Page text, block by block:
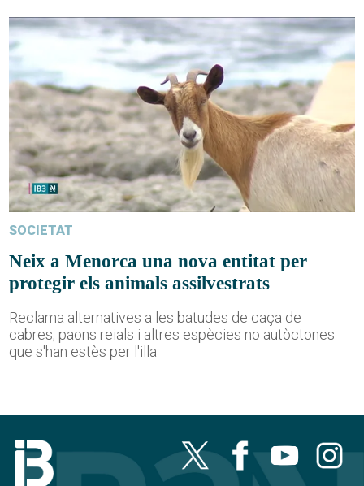
SOCIETAT
Neix a Menorca una nova entitat per
protegir els animals assilvestrats
Reclama alternatives a les batudes de caça de
cabres, paons reials i altres espècies no autòctones
que s'han estès per l'illa